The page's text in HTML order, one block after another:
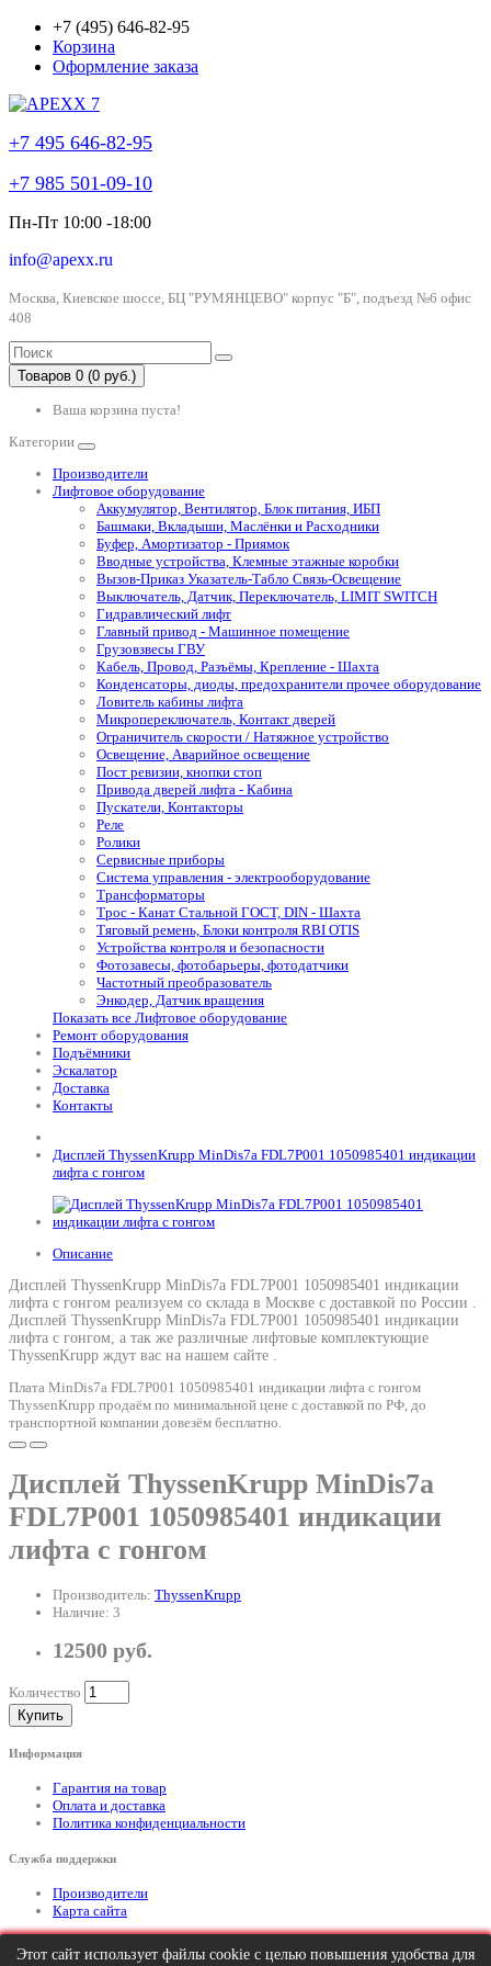
+7 (495) 646-82-95
Корзина
Оформление заказа
+7 495 646-82-95
+7 985 501-09-10
Пн-Пт 10:00 -18:00
info@apexx.ru
Москва, Киевское шоссе, БЦ "РУМЯНЦЕВО" корпус "Б", подъезд №6 офис
408
Товаров 0 (0 руб.)
Ваша корзина пуста!
Категории
Производители
Лифтовое оборудование
Аккумулятор, Вентилятор, Блок питания, ИБП
Башмаки, Вкладыши, Маслёнки и Расходники
Буфер, Амортизатор - Приямок
Вводные устройства, Клемные этажные коробки
Вызов-Приказ Указатель-Табло Связь-Освещение
Выключатель, Датчик, Переключатель, LIMIT SWITCH
Гидравлический лифт
Главный привод - Машинное помещение
Грузовзвесы ГВУ
Кабель, Провод, Разъёмы, Крепление - Шахта
Конденсаторы, диоды, предохранители прочее оборудование
Ловитель кабины лифта
Микропереключатель, Контакт дверей
Ограничитель скорости / Натяжное устройство
Освещение, Аварийное освещение
Пост ревизии, кнопки стоп
Привода дверей лифта - Кабина
Пускатели, Контакторы
Реле
Ролики
Сервисные приборы
Система управления - электрооборудование
Трансформаторы
Трос - Канат Стальной ГОСТ, DIN - Шахта
Тяговый ремень, Блоки контроля RBI OTIS
Устройства контроля и безопасности
Фотозавесы, фотобарьеры, фотодатчики
Частотный преобразователь
Энкодер, Датчик вращения
Показать все Лифтовое оборудование
Ремонт оборудования
Подъёмники
Эскалатор
Доставка
Контакты
Дисплей ThyssenKrupp MinDis7a FDL7P001 1050985401 индикации
лифта с гонгом
Описание
Дисплей ThyssenKrupp MinDis7a FDL7P001 1050985401 индикации
лифта с гонгом реализуем со склада в Москве с доставкой по России .
Дисплей ThyssenKrupp MinDis7a FDL7P001 1050985401 индикации
лифта с гонгом, а так же различные лифтовые комплектующие
ThyssenKrupp ждут вас на нашем сайте .
Плата MinDis7a FDL7P001 1050985401 индикации лифта с гонгом
ThyssenKrupp продаём по минимальной цене с доставкой по РФ, до
транспортной компании довезём бесплатно.
Дисплей ThyssenKrupp MinDis7a
FDL7P001 1050985401 индикации
лифта с гонгом
Производитель: ThyssenKrupp
Наличие: 3
12500 руб.
Количество
Купить
Информация
Гарантия на товар
Оплата и доставка
Политика конфиденциальности
Служба поддержки
Производители
Карта сайта
Дополнительно
Этот сайт использует файлы cookie с целью повышения удобства для